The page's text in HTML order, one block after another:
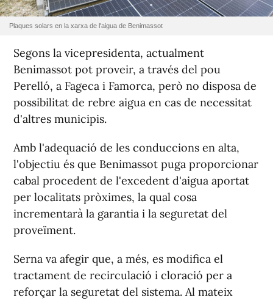
Plaques solars en la xarxa de l'aigua de Benimassot
Segons la vicepresidenta, actualment
Benimassot pot proveir, a través del pou
Perelló, a Fageca i Famorca, però no disposa de
possibilitat de rebre aigua en cas de necessitat
d'altres municipis.
Amb l'adequació de les conduccions en alta,
l'objectiu és que Benimassot puga proporcionar
cabal procedent de l'excedent d'aigua aportat
per localitats pròximes, la qual cosa
incrementarà la garantia i la seguretat del
proveïment.
Serna va afegir que, a més, es modifica el
tractament de recirculació i cloració per a
reforçar la seguretat del sistema. Al mateix